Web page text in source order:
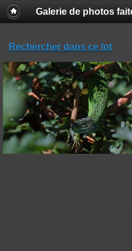
Galerie de photos
Rechercher dans ce lot